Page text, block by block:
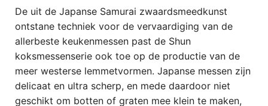
De uit de Japanse Samurai zwaardsmeedkunst
ontstane techniek voor de vervaardiging van de
allerbeste keukenmessen past de Shun
koksmessenserie ook toe op de productie van de
meer westerse lemmetvormen. Japanse messen zijn
delicaat en ultra scherp, en mede daardoor niet
geschikt om botten of graten mee klein te maken,